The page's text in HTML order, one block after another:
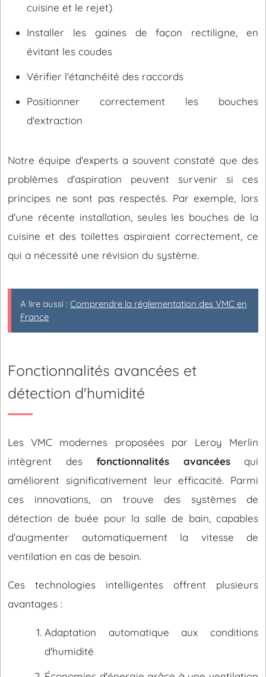
cuisine et le rejet)
Installer les gaines de façon rectiligne, en
évitant les coudes
Vérifier l'étanchéité des raccords
Positionner correctement les bouches
d'extraction
Notre équipe d'experts a souvent constaté que des
problèmes d'aspiration peuvent survenir si ces
principes ne sont pas respectés. Par exemple, lors
d'une récente installation, seules les bouches de la
cuisine et des toilettes aspiraient correctement, ce
qui a nécessité une révision du système.
A lire aussi : Comprendre la réglementation des VMC en
France
Fonctionnalités avancées et
détection d'humidité
Les VMC modernes proposées par Leroy Merlin
intègrent des fonctionnalités avancéesqui
améliorent significativement leur efficacité. Parmi
ces innovations, on trouve des systèmes de
détection de buée pour la salle de bain, capables
d'augmenter automatiquement la vitesse de
ventilation en cas de besoin.
Ces technologies intelligentes offrent plusieurs
avantages :
Adaptation automatique aux conditions
d'humidité